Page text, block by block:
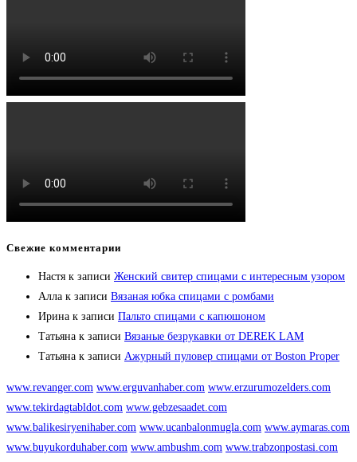
Свежие комментарии
Настя к записи Женский свитер спицами с интересным узором
Алла к записи Вязаная юбка спицами с ромбами
Ирина к записи Пальто спицами с капюшоном
Татьяна к записи Вязаные безрукавки от DEREK LAM
Татьяна к записи Ажурный пуловер спицами от Boston Proper
www.revanger.com www.erguvanhaber.com www.erzurumozelders.com
www.tekirdagtabldot.com www.gebzesaadet.com
www.balikesiryenihaber.com www.ucanbalonmugla.com www.aymaras.com
www.buyukorduhaber.com www.ambushm.com www.trabzonpostasi.com